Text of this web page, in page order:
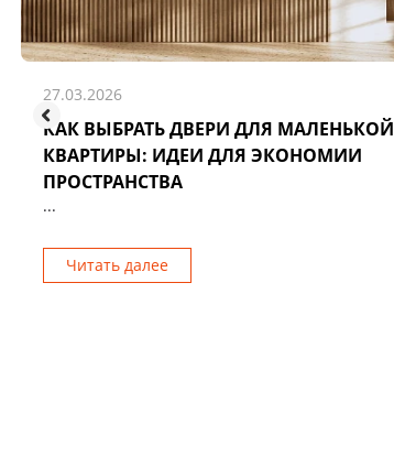
27.03.2026
КАК ВЫБРАТЬ ДВЕРИ ДЛЯ МАЛЕНЬКОЙ
КВАРТИРЫ: ИДЕИ ДЛЯ ЭКОНОМИИ
ПРОСТРАНСТВА
...
Читать далее